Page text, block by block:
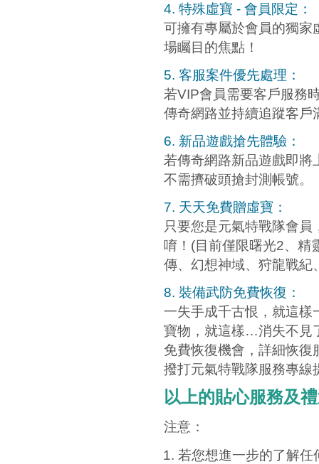
4. 特殊虛寶 - 會員限定：
可擁有專屬於會員的獨家
場矚目的焦點！
5. 客服案件優先處理：
若VIP會員需要客戶服務
傳奇網路並持續追蹤客戶
6. 新品遊戲搶先體驗：
若傳奇網路新品遊戲即
不需擠破頭搶封測帳號。
7. 天天免費贈虛寶：
只要您是元氣特戰隊會
唷！(目前僅限曙光2、精
傳、幻想神域、狩龍戰紀
8. 裝備武防免費恢復：
一失手成千古恨，就這
寶物，就這樣…消失不見
免費恢復機會，詳細恢復
撥打元氣特戰隊服務專線
以上的貼心服務及
注意：
若您想進一步的了解